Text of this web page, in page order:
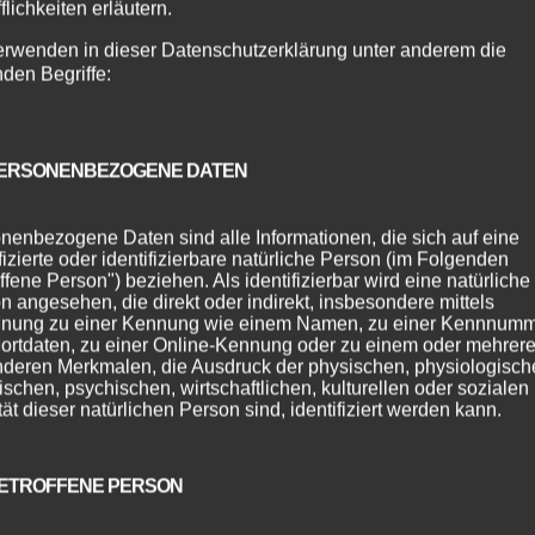
erläutern.
in dieser Datenschutzerklärung unter anderem die
Begriffe:
DATEN
Daten sind alle Informationen, die sich auf eine
oder identifizierbare natürliche Person (im Folgenden
Person") beziehen. Als identifizierbar wird eine natürliche
angesehen, die direkt oder indirekt, insbesondere mittels
zu einer Kennung wie einem Namen, zu einer
zu einer Online-Kennung oder zu einem oder
Merkmalen, die Ausdruck der physischen,
psychischen, wirtschaftlichen, kulturellen oder sozialen
dieser natürlichen Person sind, identifiziert werden kann.
PERSON